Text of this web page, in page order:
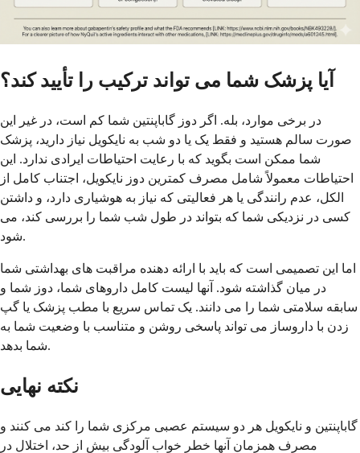
آیا پزشک شما می تواند ترکیب را تأیید کند؟
در برخی موارد، بله. اگر دوز گاباپنتین شما کم است، در غیر این
صورت سالم هستید و فقط یک یا دو شب به نایکویل نیاز دارید، پزشک
شما ممکن است بگوید که با رعایت احتیاطات ایرادی ندارد. این
احتیاطات معمولاً شامل مصرف کمترین دوز نایکویل، اجتناب کامل از
الکل، عدم رانندگی یا هر فعالیتی که نیاز به هوشیاری دارد، و داشتن
کسی در نزدیکی شما که بتواند در طول شب شما را بررسی کند، می
شود.
اما این تصمیمی است که باید با ارائه دهنده مراقبت های بهداشتی شما
در میان گذاشته شود. آنها لیست کامل داروهای شما، دوز شما و
سابقه سلامتی شما را می دانند. یک تماس سریع با مطب پزشک یا گپ
زدن با داروساز می تواند پاسخی روشن و متناسب با وضعیت شما به
شما بدهد.
نکته نهایی
گاباپنتین و نایکویل هر دو سیستم عصبی مرکزی شما را کند می کنند و
مصرف همزمان آنها خطر خواب آلودگی بیش از حد، اختلال در